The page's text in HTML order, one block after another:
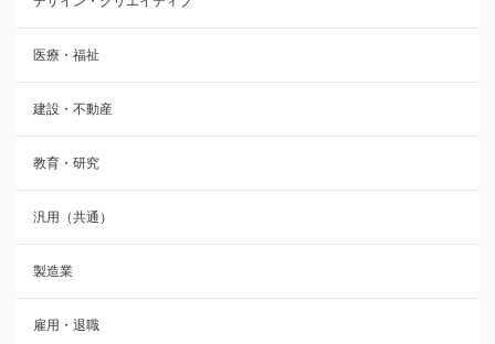
医療・福祉
建設・不動産
教育・研究
汎用（共通）
製造業
雇用・退職